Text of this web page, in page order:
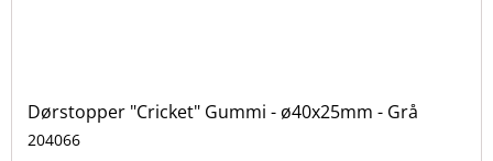
Dørstopper "Cricket" Gummi - ø40x25mm - Grå
204066